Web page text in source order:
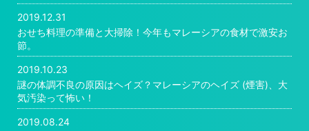
2019.12.31
おせち料理の準備と大掃除！今年もマレーシアの食材で激安お
節。
2019.10.23
謎の体調不良の原因はヘイズ？マレーシアのヘイズ (煙害)、大
気汚染って怖い！
2019.08.24